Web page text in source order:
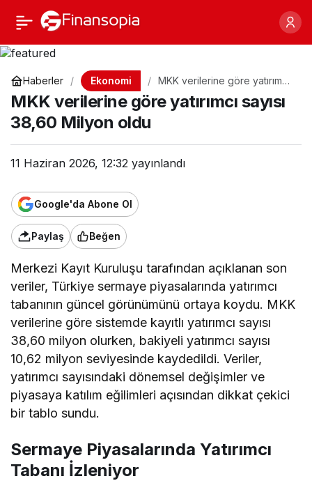
Haberler Ekonomi
MKK verilerine göre yatırımcı
MKK verilerine göre yatırımcı sayısı
38,60 Milyon oldu
11 Haziran 2026, 12:32 yayınlandı
Google'da Abone Ol
Paylaş Beğen
Merkezi Kayıt Kuruluşu tarafından açıklanan son
veriler, Türkiye sermaye piyasalarında yatırımcı
tabanının güncel görünümünü ortaya koydu. MKK
verilerine göre sistemde kayıtlı yatırımcı sayısı
38,60 milyon olurken, bakiyeli yatırımcı sayısı
10,62 milyon seviyesinde kaydedildi. Veriler,
yatırımcı sayısındaki dönemsel değişimler ve
piyasaya katılım eğilimleri açısından dikkat çekici
bir tablo sundu.
Sermaye Piyasalarında Yatırımcı
Tabanı İzleniyor
MKK verilerine göre
yatırımcı sayısı 38,60
Milyon oldu
Paylaş